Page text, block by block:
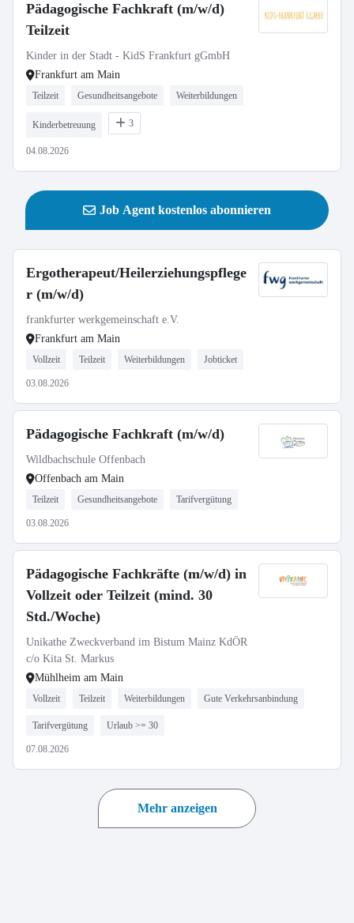
Pädagogische Fachkraft (m/w/d)
Teilzeit
Kinder in der Stadt - KidS Frankfurt gGmbH
Frankfurt am Main
Teilzeit Gesundheitsangebote Weiterbildungen
Kinderbetreuung 3
04.08.2026
Job Agent kostenlos abonnieren
Ergotherapeut/Heilerziehungspflege
r (m/w/d)
frankfurter werkgemeinschaft e.V.
Frankfurt am Main
Vollzeit Teilzeit Weiterbildungen Jobticket
03.08.2026
Pädagogische Fachkraft (m/w/d)
Wildbachschule Offenbach
Offenbach am Main
Teilzeit Gesundheitsangebote Tarifvergütung
03.08.2026
Pädagogische Fachkräfte (m/w/d) in
Vollzeit oder Teilzeit (mind. 30
Std./Woche)
Unikathe Zweckverband im Bistum Mainz KdÖR
c/o Kita St. Markus
Mühlheim am Main
Vollzeit Teilzeit Weiterbildungen Gute Verkehrsanbindung
Tarifvergütung Urlaub >= 30
07.08.2026
Mehr anzeigen